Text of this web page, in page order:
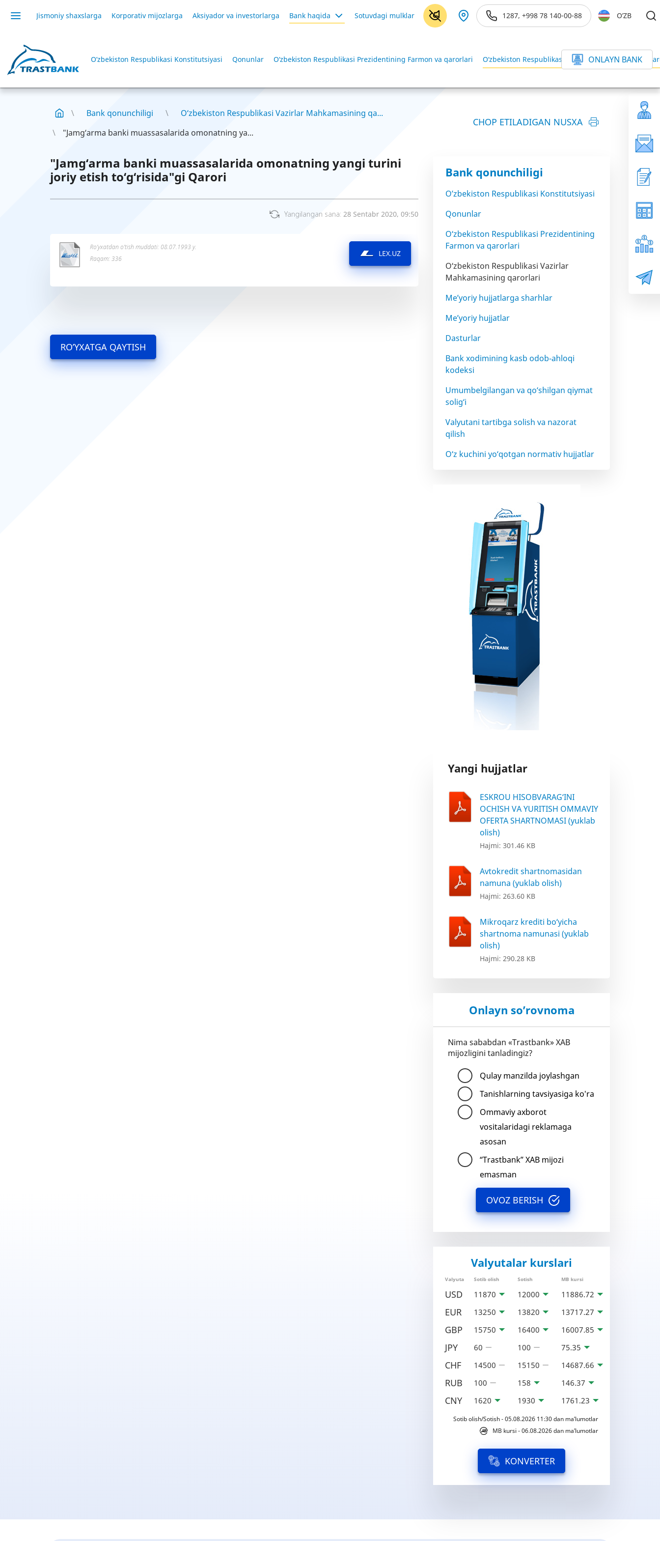
Jismoniy shaxslarga Korporativ mijozlarga Aksiyador va investorlarga Bank haqida Sotuvdagi mulklar 1287, +998 78 140-00-88 O’ZB
O’zbekiston Respublikasi Konstitutsiyasi Qonunlar O‘zbekiston Respublikasi Prezidentining Farmon va qarorlari O‘zbekiston Respublikasi Vazirlar Mahkamasining
ONLAYN BANK
Bank qonunchiligi
O‘zbekiston Respublikasi Vazirlar Mahkamasining qa...
"Jamg‘arma banki muassasalarida omonatning ya...
CHOP ETILADIGAN NUSXA
"Jamg‘arma banki muassasalarida omonatning yangi turini
joriy etish to‘g‘risida"gi Qarori
Yangilangan sana: 28 Sentabr 2020, 09:50
Ro’yxatdan o’tish muddati: 08.07.1993 y.
Raqam: 336
LEX.UZ
RO’YXATGA QAYTISH
Bank qonunchiligi
O’zbekiston Respublikasi Konstitutsiyasi
Qonunlar
O‘zbekiston Respublikasi Prezidentining
Farmon va qarorlari
O‘zbekiston Respublikasi Vazirlar
Mahkamasining qarorlari
Me’yoriy hujjatlarga sharhlar
Me’yoriy hujjatlar
Dasturlar
Bank xodimining kasb odob-ahloqi
kodeksi
Umumbelgilangan va qo‘shilgan qiymat
solig‘i
Valyutani tartibga solish va nazorat
qilish
O‘z kuchini yo‘qotgan normativ hujjatlar
Yangi hujjatlar
ESKROU HISOBVARAG‘INI
OCHISH VA YURITISH OMMAVIY
OFERTA SHARTNOMASI (yuklab
olish)
Hajmi: 301.46 KB
Avtokredit shartnomasidan
namuna (yuklab olish)
Hajmi: 263.60 KB
Mikroqarz krediti bo‘yicha
shartnoma namunasi (yuklab
olish)
Hajmi: 290.28 KB
Onlayn so’rovnoma
Nima sababdan «Trastbank» XAB
mijozligini tanladingiz?
Qulay manzilda joylashgan
Tanishlarning tavsiyasiga ko'ra
Ommaviy axborot
vositalaridagi reklamaga
asosan
“Trastbank” XAB mijozi
emasman
OVOZ BERISH
Valyutalar kurslari
Valyuta Sotib olish Sotish MB kursi
USD 11870 12000 11886.72
EUR 13250 13820 13717.27
GBP 15750 16400 16007.85
JPY 60 100 75.35
CHF 14500 15150 14687.66
RUB 100 158 146.37
CNY 1620 1930 1761.23
Sotib olish/Sotish - 05.08.2026 11:30 dan ma’lumotlar
MB kursi - 06.08.2026 dan ma’lumotlar
KONVERTER